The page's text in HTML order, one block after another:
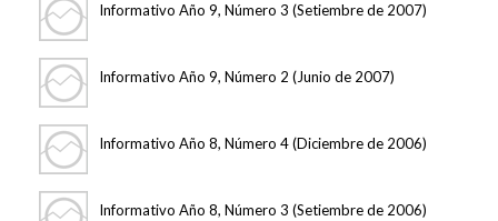
Informativo Año 9, Número 3 (Setiembre de 2007)
Informativo Año 9, Número 2 (Junio de 2007)
Informativo Año 8, Número 4 (Diciembre de 2006)
Informativo Año 8, Número 3 (Setiembre de 2006)